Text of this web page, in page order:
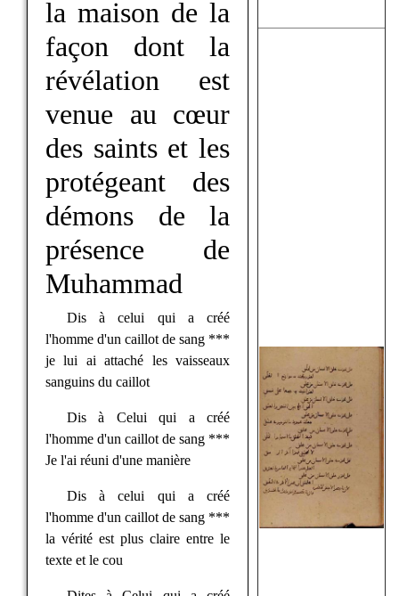
la maison de la
façon dont la
révélation est
venue au cœur
des saints et les
protégeant des
démons de la
présence de
Muhammad
Dis à celui qui a créé
l'homme d'un caillot de sang ***
je lui ai attaché les vaisseaux
sanguins du caillot
Dis à Celui qui a créé
l'homme d'un caillot de sang ***
Je l'ai réuni d'une manière
Dis à celui qui a créé
l'homme d'un caillot de sang ***
la vérité est plus claire entre le
texte et le cou